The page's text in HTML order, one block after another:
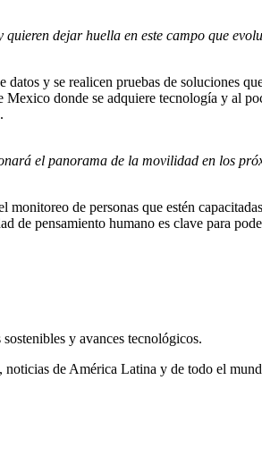
dejar huella en este campo que
y se realicen pruebas de soluciones
donde se adquiere tecnología y al
el panorama de la movilidad en los
de personas que estén
de pensamiento humano es clave para
y avances tecnológicos.
de América Latina y de todo el